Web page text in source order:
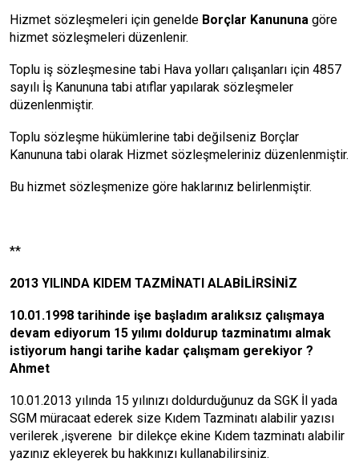
Hizmet sözleşmeleri için genelde Borçlar Kanununa göre
hizmet sözleşmeleri düzenlenir.
Toplu iş sözleşmesine tabi Hava yolları çalışanları için 4857
sayılı İş Kanununa tabi atıflar yapılarak sözleşmeler
düzenlenmiştir.
Toplu sözleşme hükümlerine tabi değilseniz Borçlar
Kanununa tabi olarak Hizmet sözleşmeleriniz düzenlenmiştir.
Bu hizmet sözleşmenize göre haklarınız belirlenmiştir.
**
2013 YILINDA KIDEM TAZMİNATI ALABİLİRSİNİZ
10.01.1998 tarihinde işe başladım aralıksız çalışmaya
devam ediyorum 15 yılımı doldurup tazminatımı almak
istiyorum hangi tarihe kadar çalışmam gerekiyor ?
Ahmet
10.01.2013 yılında 15 yılınızı doldurduğunuz da SGK İl yada
SGM müracaat ederek size Kıdem Tazminatı alabilir yazısı
verilerek ,işverene bir dilekçe ekine Kıdem tazminatı alabilir
yazınız ekleyerek bu hakkınızı kullanabilirsiniz.